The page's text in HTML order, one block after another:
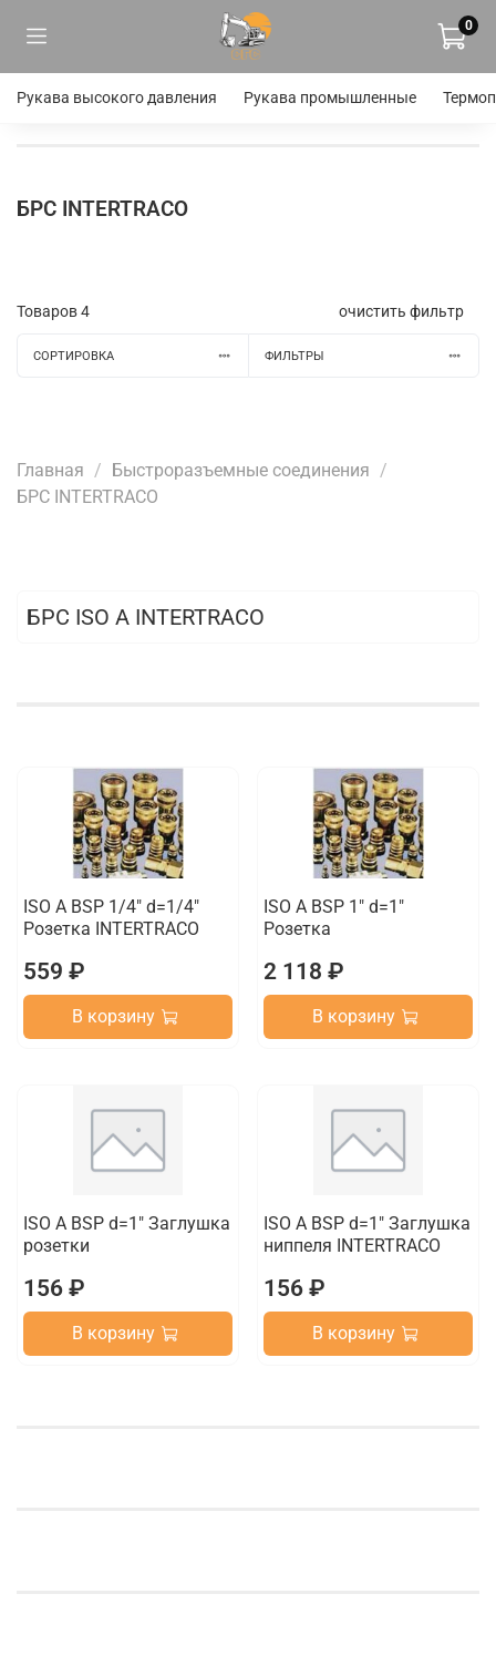
0
Рукава высокого давления Рукава промышленные
БРС INTERTRACO
Товаров4 очистить фильтр
СОРТИРОВКА ФИЛЬТРЫ
Главная
Быстроразъемные соединения
БРС INTERTRACO
БРС ISO A INTERTRACO
ISO A BSP 1/4" d=1/4"
Розетка INTERTRACO
559 ₽
В корзину
ISO A BSP 1" d=1"
Розетка
2 118 ₽
В корзину
ISO A BSP d=1" Заглушка
розетки
156 ₽
В корзину
ISO A BSP d=1" Заглушка
ниппеля INTERTRACO
156 ₽
В корзину